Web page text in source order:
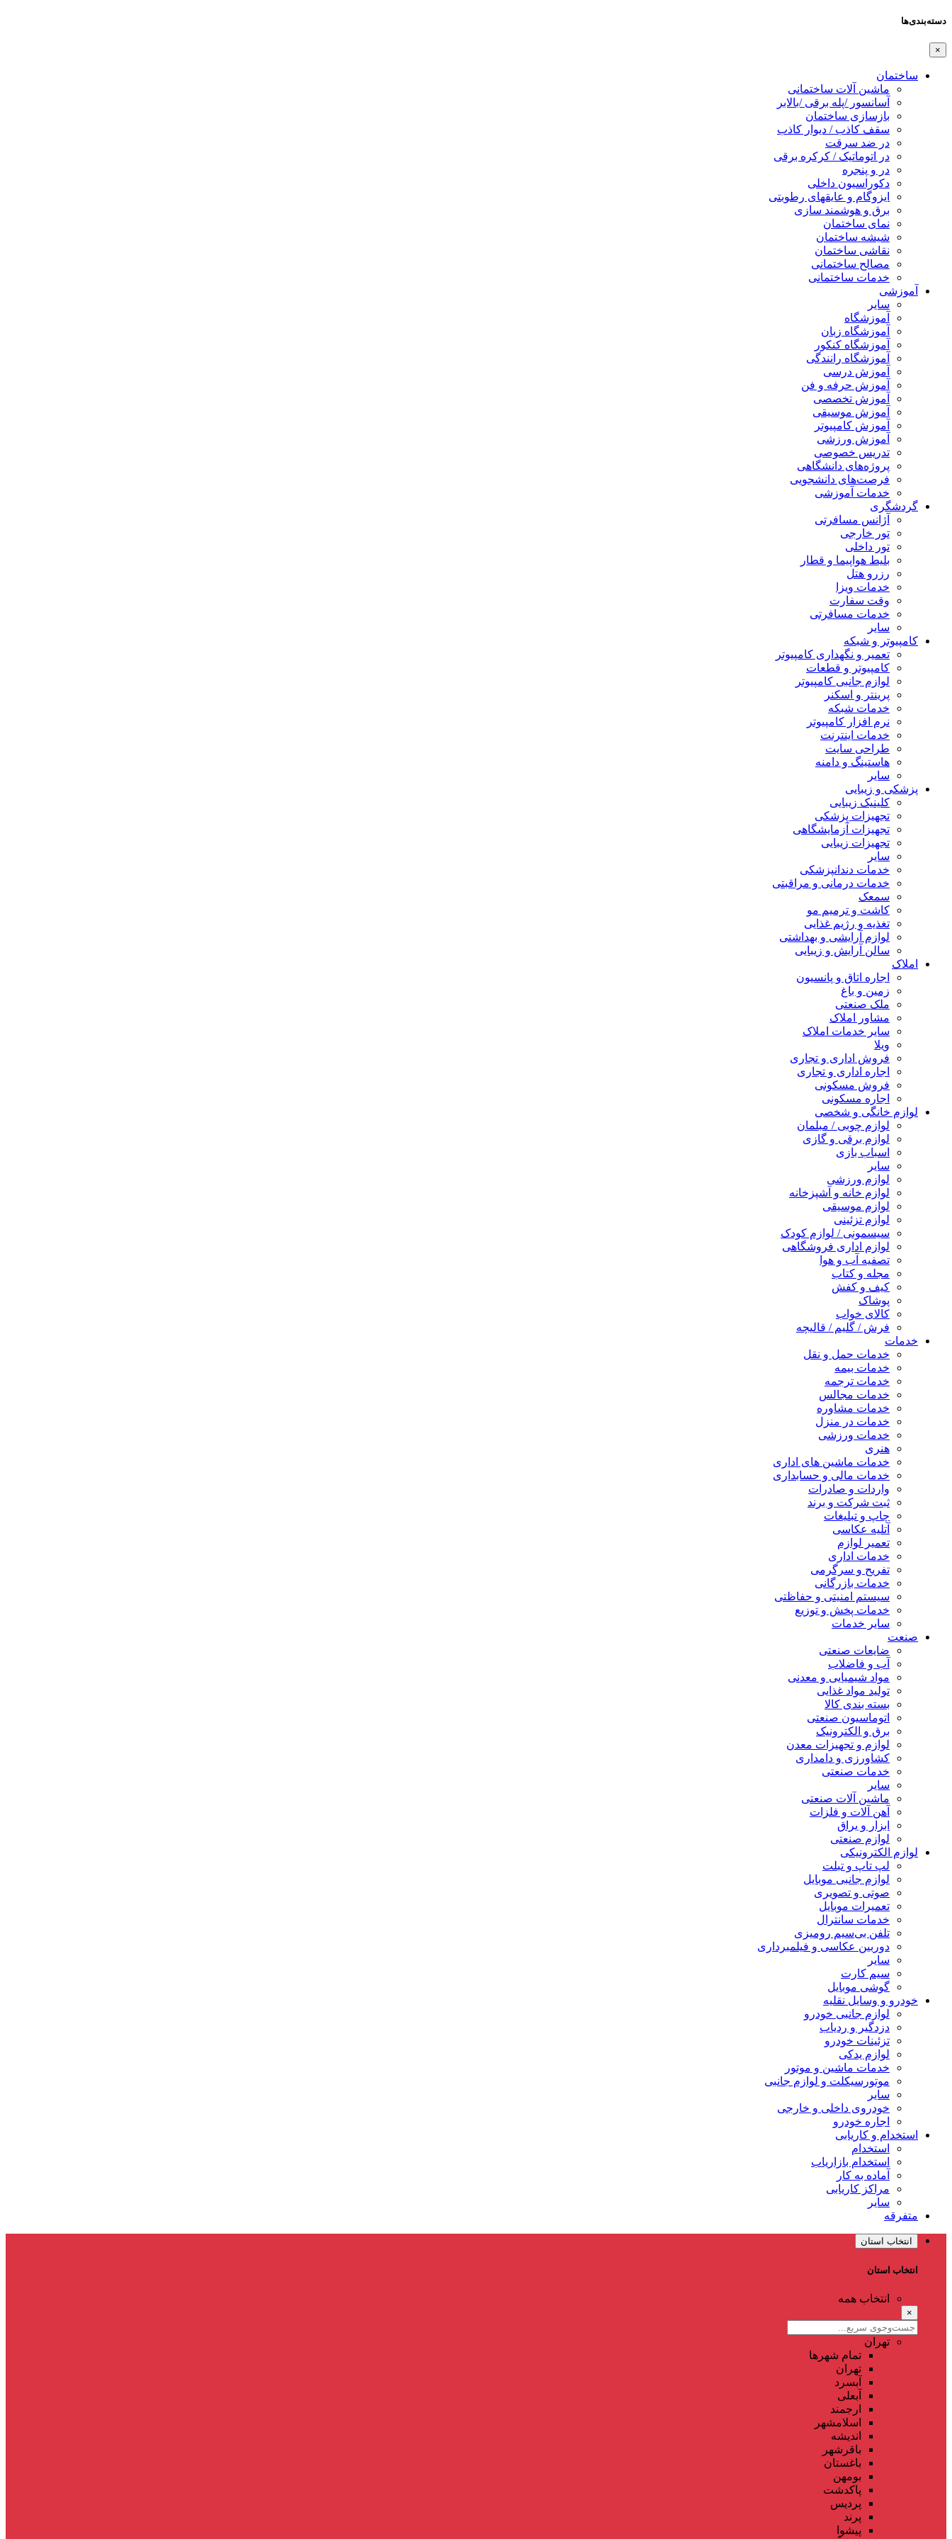
دسته‌بندی‌ها
×
ساختمان
ماشین آلات ساختمانی
آسانسور /پله برقی /بالابر
بازسازی ساختمان
سقف کاذب / دیوار کاذب
در ضد سرقت
در اتوماتیک / کرکره برقی
در و پنجره
دکوراسیون داخلی
ایزوگام و عایقهای رطوبتی
برق و هوشمند سازی
نمای ساختمان
شیشه ساختمان
نقاشی ساختمان
مصالح ساختمانی
خدمات ساختمانی
آموزشی
سایر
آموزشگاه
آموزشگاه زبان
آموزشگاه کنکور
آموزشگاه رانندگی
آموزش درسی
آموزش حرفه و فن
آموزش تخصصی
آموزش موسیقی
آموزش کامپیوتر
آموزش ورزشی
تدریس خصوصی
پروژه‌های دانشگاهی
فرصت‌های دانشجویی
خدمات آموزشی
گردشگری
آژانس مسافرتی
تور خارجی
تور داخلی
بلیط هواپیما و قطار
رزرو هتل
خدمات ویزا
وقت سفارت
خدمات مسافرتی
سایر
کامپیوتر و شبکه
تعمیر و نگهداری کامپیوتر
کامپیوتر و قطعات
لوازم جانبی کامپیوتر
پرینتر و اسکنر
خدمات شبکه
نرم افزار کامپیوتر
خدمات اینترنت
طراحی سایت
هاستینگ و دامنه
سایر
پزشکی و زیبایی
کلینیک زیبایی
تجهیزات پزشکی
تجهیزات آزمایشگاهی
تجهیزات زیبایی
سایر
خدمات دندانپزشکی
خدمات درمانی و مراقبتی
سمعک
کاشت و ترمیم مو
تغذیه و رژیم غذایی
لوازم آرایشی و بهداشتی
سالن آرایش و زیبایی
املاک
اجاره اتاق و پانسیون
زمین و باغ
ملک صنعتی
مشاور املاک
سایر خدمات املاک
ویلا
فروش اداری و تجاری
اجاره اداری و تجاری
فروش مسکونی
اجاره مسکونی
لوازم خانگی و شخصی
لوازم چوبی / مبلمان
لوازم برقی و گازی
اسباب بازی
سایر
لوازم ورزشی
لوازم خانه و آشپزخانه
لوازم موسیقی
لوازم تزئینی
سیسمونی / لوازم کودک
لوازم اداری فروشگاهی
تصفیه آب و هوا
مجله و کتاب
کیف و کفش
پوشاک
کالای خواب
فرش / گلیم / قالیچه
خدمات
خدمات حمل و نقل
خدمات بیمه
خدمات ترجمه
خدمات مجالس
خدمات مشاوره
خدمات در منزل
خدمات ورزشی
هنری
خدمات ماشین های اداری
خدمات مالی و حسابداری
واردات و صادرات
ثبت شرکت و برند
چاپ و تبلیغات
آتلیه عکاسی
تعمیر لوازم
خدمات اداری
تفریح و سرگرمی
خدمات بازرگانی
سیستم امنیتی و حفاظتی
خدمات پخش و توزیع
سایر خدمات
صنعت
ضایعات صنعتی
آب و فاضلاب
مواد شیمیایی و معدنی
تولید مواد غذایی
بسته بندی کالا
اتوماسیون صنعتی
برق و الکترونیک
لوازم و تجهیزات معدن
کشاورزی و دامداری
خدمات صنعتی
سایر
ماشین آلات صنعتی
آهن آلات و فلزات
ابزار و یراق
لوازم صنعتی
لوازم الکترونیکی
لپ تاپ و تبلت
لوازم جانبی موبایل
صوتی و تصویری
تعمیرات موبایل
خدمات سانترال
تلفن بی‌سیم رومیزی
دوربین عکاسی و فیلمبرداری
سایر
سیم کارت
گوشی موبایل
خودرو و وسایل نقلیه
لوازم جانبی خودرو
دزدگیر و ردیاب
تزئینات خودرو
لوازم یدکی
خدمات ماشین و موتور
موتورسیکلت و لوازم جانبی
سایر
خودروی داخلی و خارجی
اجاره خودرو
استخدام و کاریابی
استخدام
استخدام بازاریاب
آماده به کار
مراکز کاریابی
سایر
متفرقه
انتخاب استان
انتخاب استان
انتخاب همه
×
تهران
تمام شهر‌ها
تهران
آبسرد
آبعلی
ارجمند
اسلامشهر
اندیشه
باقرشهر
باغستان
بومهن
پاکدشت
پردیس
پرند
پیشوا